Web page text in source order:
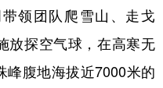
领团队爬雪山、走戈
放探空气球，在高寒无
峰腹地海拔近7000米的